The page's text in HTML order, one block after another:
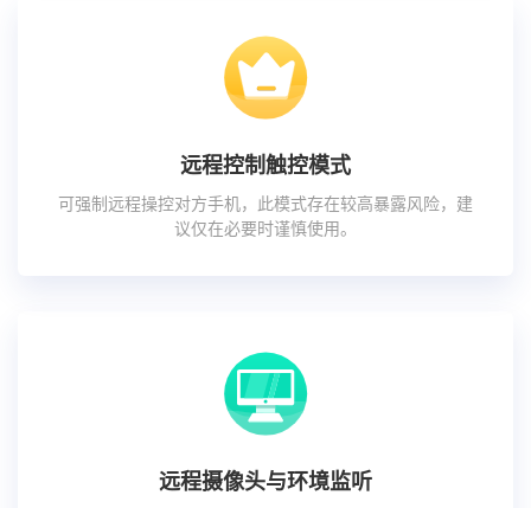
远程控制触控模式
可强制远程操控对方手机，此模式存在较高暴露风险，建
议仅在必要时谨慎使用。
远程摄像头与环境监听